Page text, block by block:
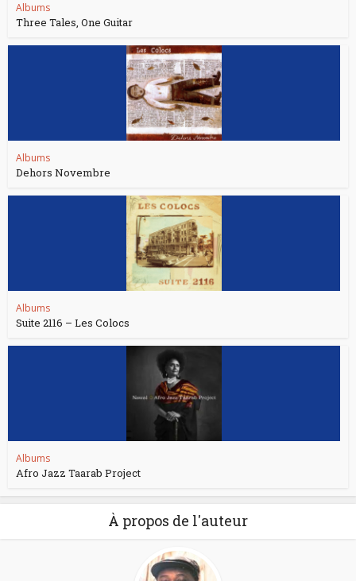
Albums
Three Tales, One Guitar
Albums
Dehors Novembre
Albums
Suite 2116 – Les Colocs
Albums
Afro Jazz Taarab Project
À propos de l'auteur